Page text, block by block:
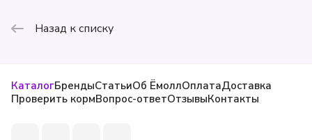
Назад к списку
КаталогБрендыСтатьиОб ЁмоллОплатаДоставка
Проверить кормВопрос-ответОтзывыКонтакты